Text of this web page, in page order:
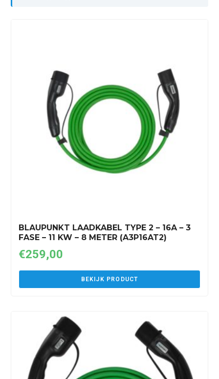
BLAUPUNKT LAADKABEL TYPE 2 – 16A – 3
FASE – 11 KW – 8 METER (A3P16AT2)
€259,00
BEKIJK PRODUCT